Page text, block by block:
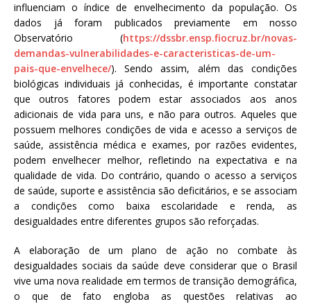
influenciam o índice de envelhecimento da população. Os
dados já foram publicados previamente em nosso
Observatório (https://dssbr.ensp.fiocruz.br/novas-
demandas-vulnerabilidades-e-caracteristicas-de-um-
pais-que-envelhece/). Sendo assim, além das condições
biológicas individuais já conhecidas, é importante constatar
que outros fatores podem estar associados aos anos
adicionais de vida para uns, e não para outros. Aqueles que
possuem melhores condições de vida e acesso a serviços de
saúde, assistência médica e exames, por razões evidentes,
podem envelhecer melhor, refletindo na expectativa e na
qualidade de vida. Do contrário, quando o acesso a serviços
de saúde, suporte e assistência são deficitários, e se associam
a condições como baixa escolaridade e renda, as
desigualdades entre diferentes grupos são reforçadas.
A elaboração de um plano de ação no combate às
desigualdades sociais da saúde deve considerar que o Brasil
vive uma nova realidade em termos de transição demográfica,
o que de fato engloba as questões relativas ao